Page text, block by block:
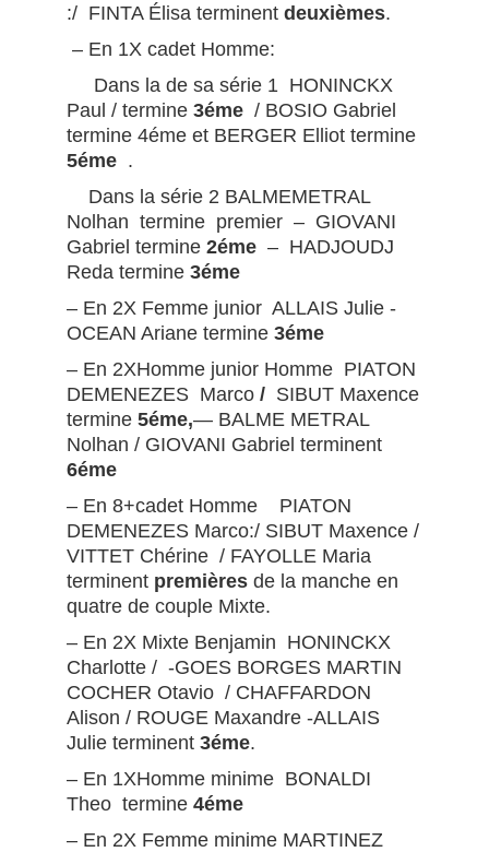
:/ FINTA Élisa terminent deuxièmes.
– En 1X cadet Homme:
Dans la de sa série 1 HONINCKX
Paul / termine 3éme/ BOSIO Gabriel
termine 4éme et BERGER Elliot termine
5éme.
Dans la série 2 BALMEMETRAL
Nolhan termine premier – GIOVANI
Gabriel termine 2éme– HADJOUDJ
Reda termine 3éme
– En 2X Femme junior ALLAIS Julie -
OCEAN Ariane termine 3éme
– En 2XHomme junior Homme PIATON
DEMENEZES Marco / SIBUT Maxence
termine 5éme,— BALME METRAL
Nolhan / GIOVANI Gabriel terminent
6éme
– En 8+cadet Homme PIATON
DEMENEZES Marco:/ SIBUT Maxence /
VITTET Chérine / FAYOLLE Maria
terminent premièresde la manche en
quatre de couple Mixte.
– En 2X Mixte Benjamin HONINCKX
Charlotte / -GOES BORGES MARTIN
COCHER Otavio / CHAFFARDON
Alison / ROUGE Maxandre -ALLAIS
Julie terminent 3éme.
– En 1XHomme minime BONALDI
Theo termine 4éme
– En 2X Femme minime MARTINEZ